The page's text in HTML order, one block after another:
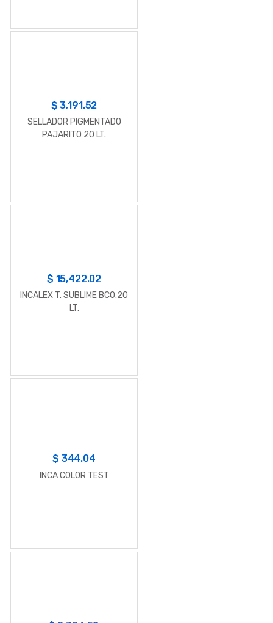
$3,191.52
SELLADOR PIGMENTADO
PAJARITO 20 LT.
$ 15,422.02
INCALEX T. SUBLIME BCO.20
LT.
$ 344.04
INCA COLOR TEST